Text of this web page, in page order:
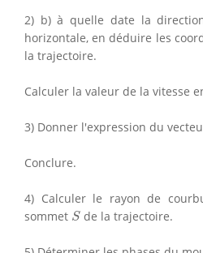
2) b) à quelle date la
horizontale, en déduire les
la trajectoire.
Calculer la valeur de la vitesse
3) Donner l'expression du
Conclure.
4) Calculer le rayon de
sommet S
Sde la trajectoire.